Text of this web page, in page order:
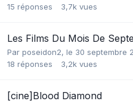
15 réponses 3,7k vues
Les Films Du Mois De
Par poseidon2, le 30 septembre
18 réponses 3,2k vues
[cine]Blood Diamond